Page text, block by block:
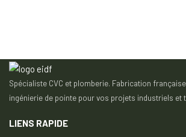
Spécialiste CVC et plomberie. Fabrication
ingénierie de pointe pour vos projets industriels et
LIENS RAPIDE